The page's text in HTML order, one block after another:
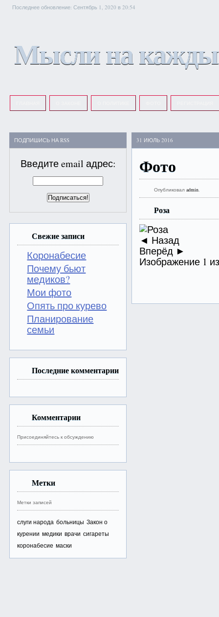
Последнее обновление: Сентябрь 1, 2020 в 20:54
Мысли на
ПОДПИШИСЬ НА RSS
Введите email адрес:
Свежие записи
Коронабесие
Почему бьют
медиков?
Мои фото
Опять про курево
Планирование
семьи
Последние комментарии
Комментарии
Присоединяйтесь к обсуждению
Метки
Метки записей
слуги народа больницы Закон о
курении медики врачи сигареты
коронабесие маски
31 ИЮЛЬ 2016
Фото
Опубликовалadmin.
Роза
◄ Назад
Вперёд ►
Изображение 1